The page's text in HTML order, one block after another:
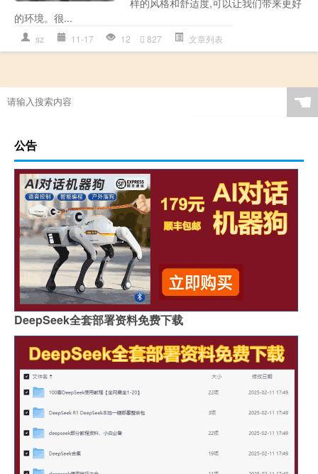
样的风格和舒适度,可以让我们带来更好
的环境。很...
sz 11-17 12 827 文章列表
☚
公告
DeepSeek全套部署资料免费下载